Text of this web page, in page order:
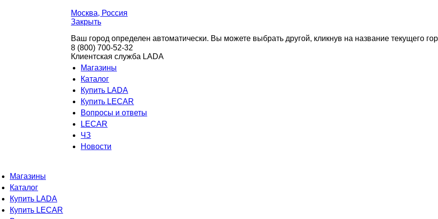
Москва, Россия
Закрыть
Ваш город определен автоматически. Вы можете выбрать другой, кликнув на название текущего
8 (800) 700-52-32
Клиентская служба LADA
Магазины
Каталог
Купить LADA
Купить LECAR
Вопросы и ответы
LECAR
ЧЗ
Новости
Магазины
Каталог
Купить LADA
Купить LECAR